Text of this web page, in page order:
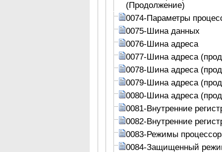
(Продолжение)
0074-Параметры
0075-Шина данных
0076-Шина адреса
0077-Шина адреса
0078-Шина адреса
0079-Шина адреса
0080-Шина адреса
0081-Внутренние
0082-Внутренние
0083-Режимы
0084-Защищенный